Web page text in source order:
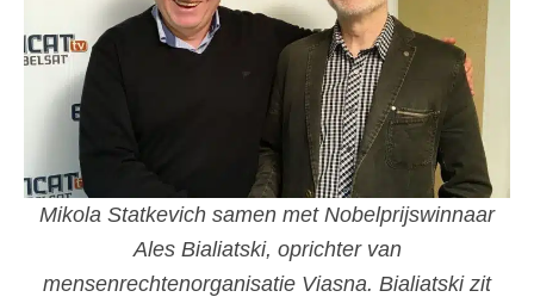
Mikola Statkevich samen met Nobelprijswinnaar
Ales Bialiatski, oprichter van
mensenrechtenorganisatie Viasna. Bialiatski zit